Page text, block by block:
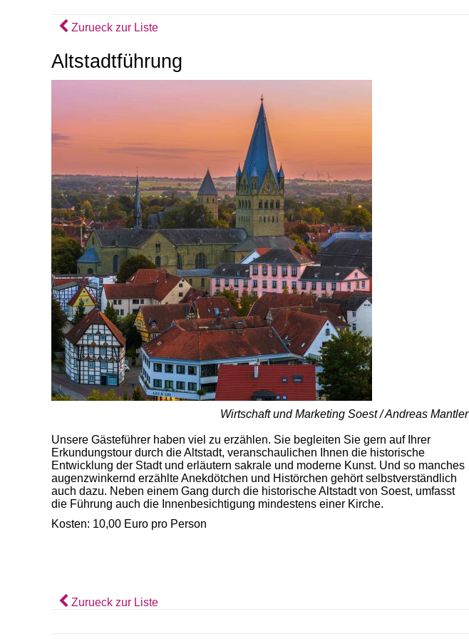
Zurueck zur Liste
Altstadtführung
Wirtschaft und Marketing Soest / Andreas Mantler
Unsere Gästeführer haben viel zu erzählen. Sie begleiten Sie gern auf Ihrer
Erkundungstour durch die Altstadt, veranschaulichen Ihnen die historische
Entwicklung der Stadt und erläutern sakrale und moderne Kunst. Und so manches
augenzwinkernd erzählte Anekdötchen und Histörchen gehört selbstverständlich
auch dazu. Neben einem Gang durch die historische Altstadt von Soest, umfasst
die Führung auch die Innenbesichtigung mindestens einer Kirche.
Kosten: 10,00 Euro pro Person
Zurueck zur Liste